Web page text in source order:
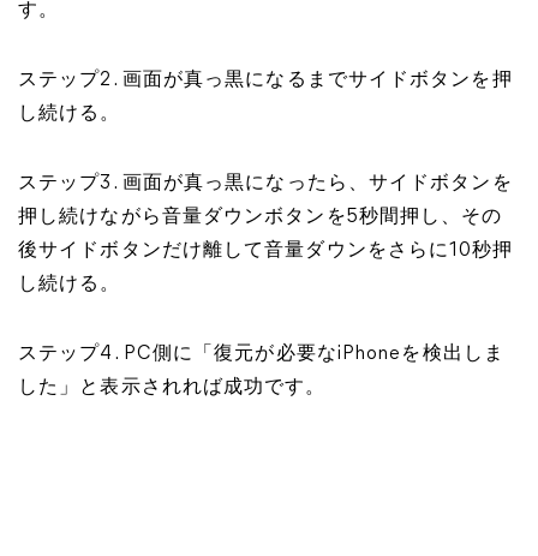
す。
ステップ2. 画面が真っ黒になるまでサイドボタンを押
し続ける。
ステップ3. 画面が真っ黒になったら、サイドボタンを
押し続けながら音量ダウンボタンを5秒間押し、その
後サイドボタンだけ離して音量ダウンをさらに10秒押
し続ける。
ステップ4. PC側に「復元が必要なiPhoneを検出しま
した」と表示されれば成功です。